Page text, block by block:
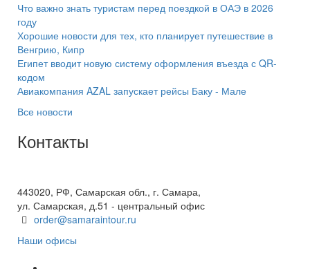
Что важно знать туристам перед поездкой в ОАЭ в 2026
году
Хорошие новости для тех, кто планирует путешествие в
Венгрию, Кипр
Египет вводит новую систему оформления въезда с QR-
кодом
Авиакомпания AZAL запускает рейсы Баку - Мале
Все новости
Контакты
443020, РФ, Самарская обл., г. Самара,
ул. Самарская, д.51 - центральный офис
order@samaraintour.ru
Наши офисы